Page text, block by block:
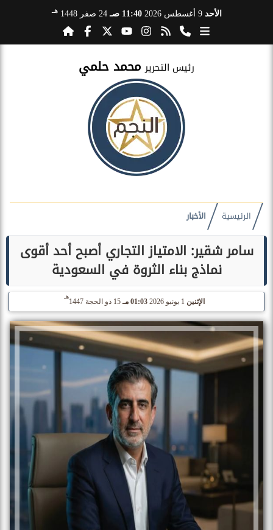
الأحد 9 أغسطس 2026 11:40 صـ 24 صفر 1448 هـ
رئيس التحرير محمد حلمي
الرئيسية الأخبار
سامر شقير: الامتياز التجاري أصبح أحد أقوى
نماذج بناء الثروة في السعودية
الإثنين 01:03 مـ 15 ذو الحجة 1447
هـ